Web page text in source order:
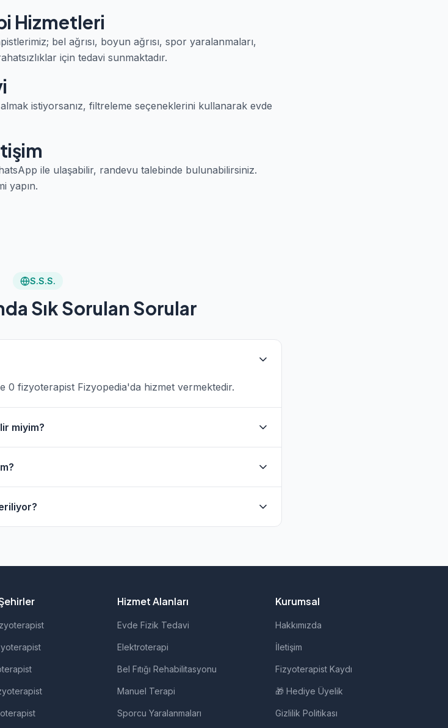
Hizmetleri
bel ağrısı, boyun ağrısı, spor yaralanmaları,
için tedavi sunmaktadır.
istiyorsanız, filtreleme seçeneklerini kullanarak evde
ile ulaşabilir, randevu talebinde bulunabilirsiniz.
yapın.
S.S.S.
Sık Sorulan Sorular
0 fizyoterapist Fizyopedia'da hizmet vermektedir.
miyim?
bulabilirsiniz.
Hizmet Alanları
Evde Fizik Tedavi
Elektroterapi
Bel Fıtığı Rehabilitasyonu
Manuel Terapi
Sporcu Yaralanmaları
Kurumsal
Hakkımızda
İletişim
Fizyoterapist Kaydı
🎁 Hediye Üyelik
Gizlilik Politikası